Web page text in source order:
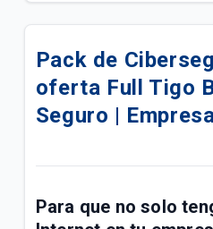
eSIM para su línea móvil
Conoce las mejoras
Empresas
Conoce sobre el proceso
Empresas
Pack de
oferta Full Tigo
Seguro |
Para que no solo